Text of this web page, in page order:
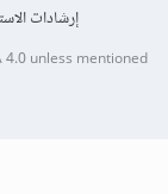
إرشادات
4.0unless mentioned